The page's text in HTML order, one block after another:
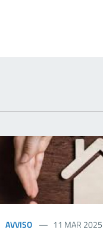
AVVISO 11 MAR 2025